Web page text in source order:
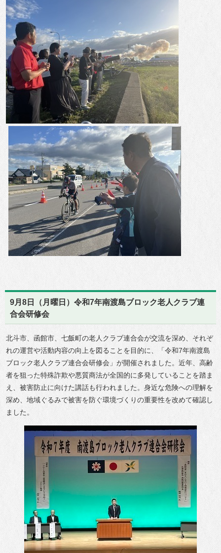
9月8日（月曜日）令和7年南渡島ブロック老人クラブ連
合会研修会
北斗市、函館市、七飯町の老人クラブ連合会が交流を深め、それぞ
れの運営や活動内容の向上を図ることを目的に、「令和7年南渡島
ブロック老人クラブ連合会研修会」が開催されました。近年、高齢
者を狙った特殊詐欺や悪質商法が全国的に多発していることを踏ま
え、被害防止に向けた講話も行われました。身近な危険への理解を
深め、地域ぐるみで被害を防ぐ環境づくりの重要性を改めて確認し
ました。